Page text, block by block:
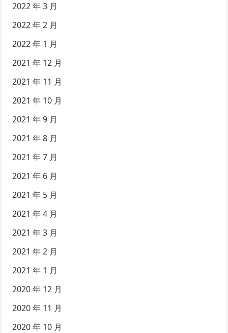
2022 年 3 月
2022 年 2 月
2022 年 1 月
2021 年 12 月
2021 年 11 月
2021 年 10 月
2021 年 9 月
2021 年 8 月
2021 年 7 月
2021 年 6 月
2021 年 5 月
2021 年 4 月
2021 年 3 月
2021 年 2 月
2021 年 1 月
2020 年 12 月
2020 年 11 月
2020 年 10 月